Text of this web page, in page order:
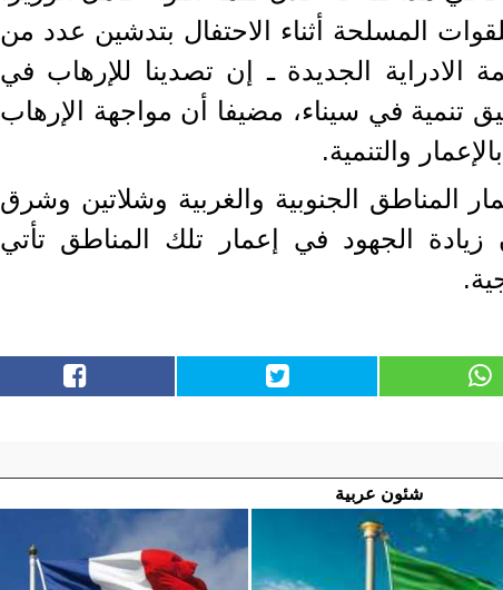
المسلحة أثناء الاحتفال بتدشين عدد من
الادراية الجديدة ـ إن تصدينا للإرهاب في
تنمية في سيناء، مضيفا أن مواجهة الإرهاب
والتنمية.
المناطق الجنوبية والغربية وشلاتين وشرق
الجهود في إعمار تلك المناطق تأتي
شئون عربية